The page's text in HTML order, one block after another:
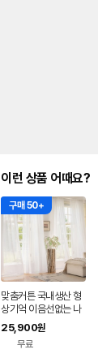
이런 상품 어때요?
구매 50+
맞춤커튼 국내생산 형
상기억 이음선없는 나
비주름 거실 안방 화이
트 쉬폰 속커튼
25,900원
무료